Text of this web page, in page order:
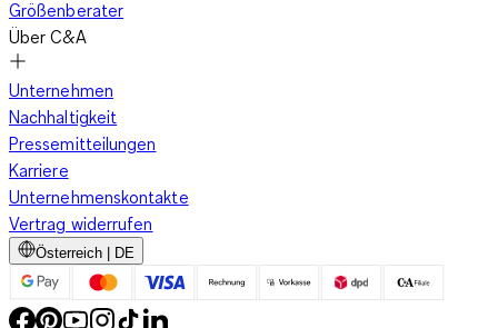
Größenberater
Über C&A
Unternehmen
Nachhaltigkeit
Pressemitteilungen
Karriere
Unternehmenskontakte
Vertrag widerrufen
Österreich | DE